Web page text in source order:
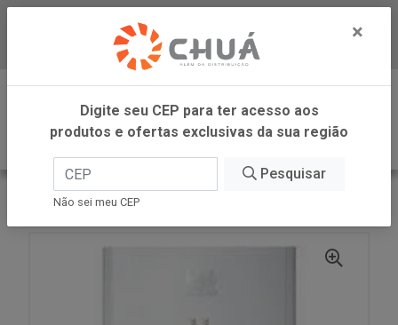
Baixe já nosso APP
0
INÍCIO CIGARRO GOLD BOX 10UN MARLBORO
×
Digite seu CEP para ter acesso aos
produtos e ofertas exclusivas da sua região
Pesquisar
Não sei meu CEP